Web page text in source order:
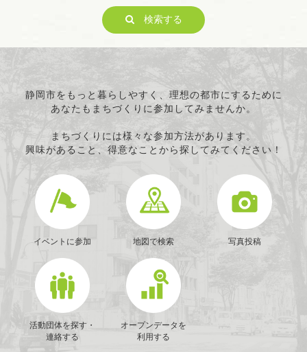
子どもの健全育成
消費者保護
連絡・助言・援助
条例で定める活動
検索する
静岡市をもっと暮らしやすく、理想の都市にするために
あなたもまちづくりに参加してみませんか。
まちづくりには様々な参加方法があります。
興味があること、得意なことから探してみてください！
イベントに参加 地図で検索 写真投稿
活動団体を探す・
連絡する
オープンデータを
利用する